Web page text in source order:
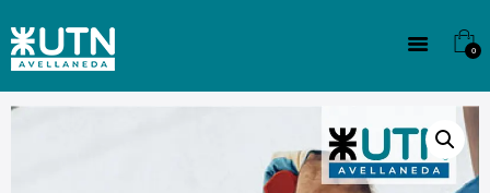
0
CULTURA
SEDE G. PANE (MITRE)